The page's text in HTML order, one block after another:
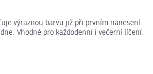
výraznou barvu již při prvním nanesení.
Vhodné pro každodenní i večerní líčení.